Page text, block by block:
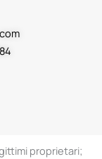
proprietari;